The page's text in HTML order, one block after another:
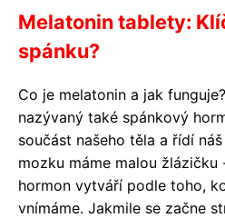
Melatonin tablety:
spánku?
Co je melatonin a jak
nazývaný také spánkový
součást našeho těla a řídí
mozku máme malou
hormon vytváří podle toho,
vnímáme. Jakmile se začne